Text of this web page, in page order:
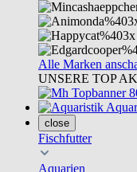
Alle Marken
UNSERE TOP
close
Fischfutter
Aquarien